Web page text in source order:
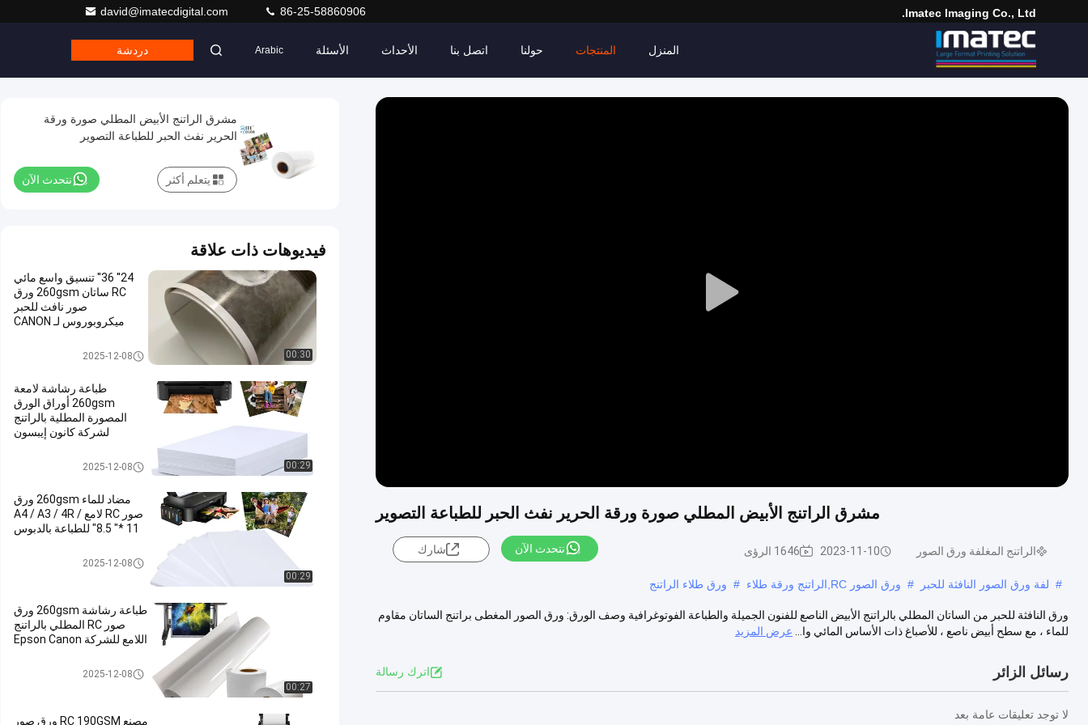
Imatec Imaging Co., Ltd.
david@imatecdigital.com 86-25-58860906
المنزل المنتجات حولنا اتصل بنا الأحداث الأسئلة Arabic دردشة
Play
مشرق الراتنج الأبيض المطلي صورة ورقة الحرير نفث الحبر للطباعة التصوير
الراتنج المغلفة ورق الصور 2023-11-10 1646 الرؤى نتحدث الآن شارك
# لفة ورق الصور النافثة للحبر # ورق الصور RC,الراتنج ورقة طلاء # ورق طلاء الراتنج
ورق النافثة للحبر من الساتان المطلي بالراتنج الأبيض الناصع للفنون الجميلة والطباعة الفوتوغرافية وصف الورق: ورق الصور المغطى براتنج الساتان مقاوم
للماء ، مع سطح أبيض ناصع ، للأصباغ ذات الأساس المائي وا...
عرض المزيد
رسائل الزائر اترك رسالة
لا توجد تعليقات عامة بعد
مشرق الراتنج الأبيض المطلي صورة ورقة
الحرير نفث الحبر للطباعة التصوير
نتحدث الآن يتعلم أكثر
فيديوهات ذات علاقة
00:30
24'' 36'' تنسيق واسع مائي
RC ساتان 260gsm ورق
صور نافث للحبر
ميكروبوروس لـ CANON
الراتنج المغلفة ورق الصور
2025-12-08
00:29
طباعة رشاشة لامعة
260gsm أوراق الورق
المصورة المطلية بالراتنج
لشركة كانون إيبسون
الراتنج المغلفة ورق الصور
2025-12-08
00:29
مضاد للماء 260gsm ورق
صور RC لامع A4 / A3 / 4R /
8.5 "* 11" للطباعة بالدبوس
الراتنج المغلفة ورق الصور
2025-12-08
00:27
طباعة رشاشة 260gsm ورق
صور RC المطلي بالراتنج
اللامع للشركة Epson Canon
الراتنج المغلفة ورق الصور
2025-12-08
مصنع RC 190GSM ورق صور